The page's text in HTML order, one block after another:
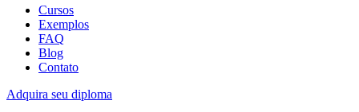
Cursos
Exemplos
FAQ
Blog
Contato
Adquira seu diploma